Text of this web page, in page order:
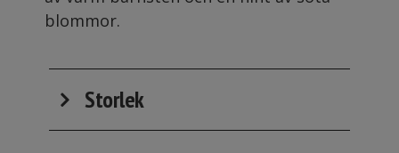
blommor.
Storlek